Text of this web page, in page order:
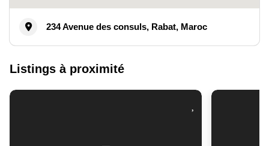
234 Avenue des consuls, Rabat, Maroc
Listings à proximité